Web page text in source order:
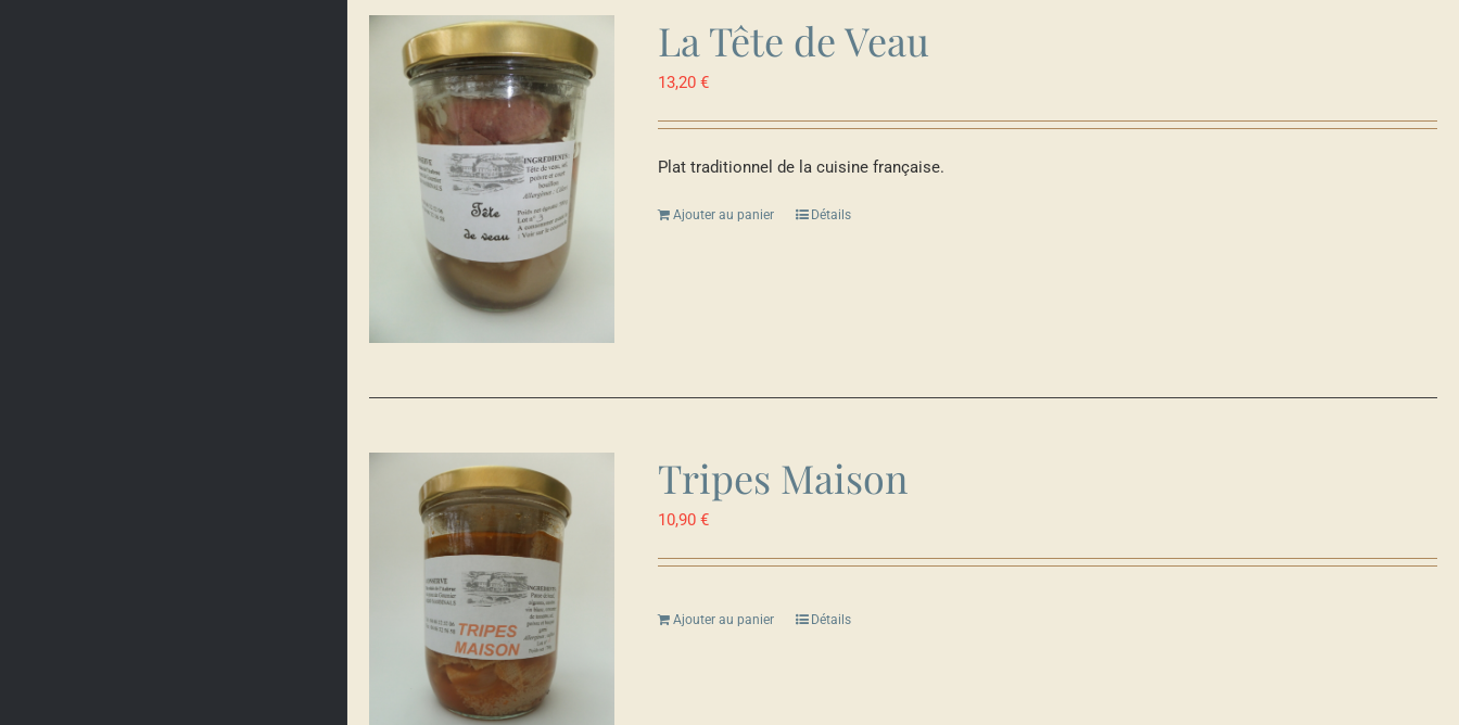
La Tête de Veau
13,20 €
Plat traditionnel de la cuisine française.
Ajouter au panier Détails
Tripes Maison
10,90 €
Ajouter au panier Détails